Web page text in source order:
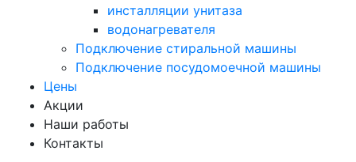
инсталляции унитаза
водонагревателя
Подключение стиральной машины
Подключение посудомоечной машины
Цены
Акции
Наши работы
Контакты